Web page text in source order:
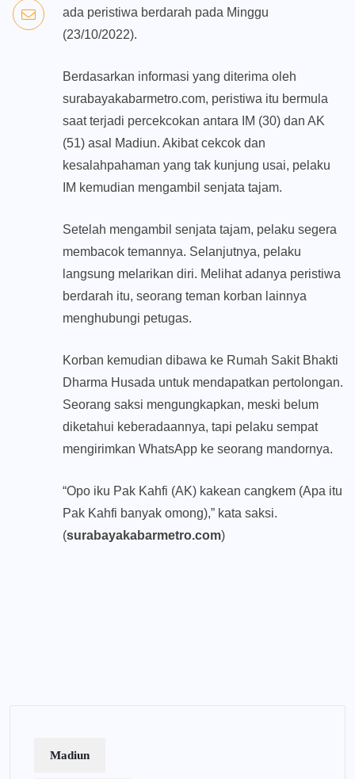
ada peristiwa berdarah pada Minggu
(23/10/2022).
Berdasarkan informasi yang diterima oleh
surabayakabarmetro.com, peristiwa itu bermula
saat terjadi percekcokan antara IM (30) dan AK
(51) asal Madiun. Akibat cekcok dan
kesalahpahaman yang tak kunjung usai, pelaku
IM kemudian mengambil senjata tajam.
Setelah mengambil senjata tajam, pelaku segera
membacok temannya. Selanjutnya, pelaku
langsung melarikan diri. Melihat adanya peristiwa
berdarah itu, seorang teman korban lainnya
menghubungi petugas.
Korban kemudian dibawa ke Rumah Sakit Bhakti
Dharma Husada untuk mendapatkan pertolongan.
Seorang saksi mengungkapkan, meski belum
diketahui keberadaannya, tapi pelaku sempat
mengirimkan WhatsApp ke seorang mandornya.
“Opo iku Pak Kahfi (AK) kakean cangkem (Apa itu
Pak Kahfi banyak omong),” kata saksi.
(surabayakabarmetro.com)
Madiun